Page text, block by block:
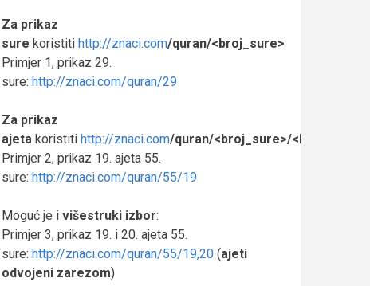
Za prikaz
sure koristiti http://znaci.com/quran/<broj_sure>
Primjer 1, prikaz 29.
sure: http://znaci.com/quran/29
Za prikaz
ajeta koristiti http://znaci.com/quran/<broj_sure>/<broj_ajeta>
Primjer 2, prikaz 19. ajeta 55.
sure: http://znaci.com/quran/55/19
Moguć je i višestruki izbor:
Primjer 3, prikaz 19. i 20. ajeta 55.
sure: http://znaci.com/quran/55/19,20 (ajeti
odvojeni zarezom)